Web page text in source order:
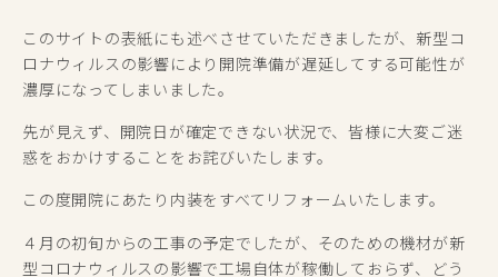
このサイトの表紙にも述べさせていただきましたが、新型コ
ロナウィルスの影響により開院準備が遅延してする可能性が
濃厚になってしまいました。
先が見えず、開院日が確定できない状況で、皆様に大変ご迷
惑をおかけすることをお詫びいたします。
この度開院にあたり内装をすべてリフォームいたします。
４月の初旬からの工事の予定でしたが、そのための機材が新
型コロナウィルスの影響で工場自体が稼働しておらず、どう